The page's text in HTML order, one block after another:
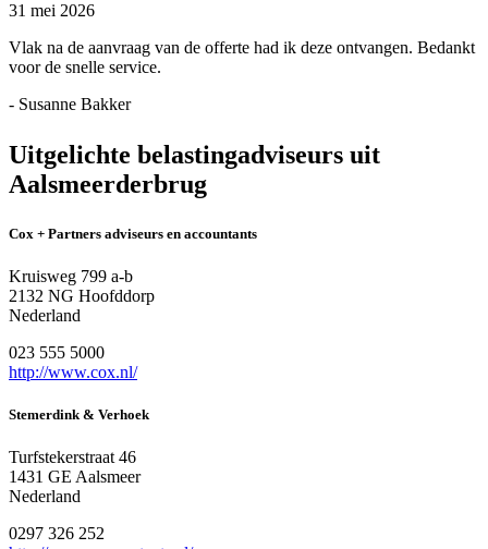
31 mei 2026
Vlak na de aanvraag van de offerte had ik deze ontvangen. Bedankt
voor de snelle service.
- Susanne Bakker
Uitgelichte belastingadviseurs uit
Aalsmeerderbrug
Cox + Partners adviseurs en accountants
Kruisweg 799 a-b
2132 NG Hoofddorp
Nederland
023 555 5000
http://www.cox.nl/
Stemerdink & Verhoek
Turfstekerstraat 46
1431 GE Aalsmeer
Nederland
0297 326 252